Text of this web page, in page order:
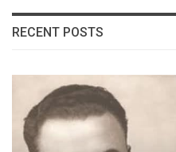
RECENT POSTS